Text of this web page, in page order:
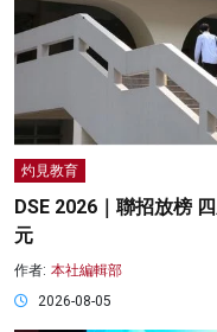
灼見教育
DSE 2026｜聯招放榜
元
作者: 本社編輯部
2026-08-05